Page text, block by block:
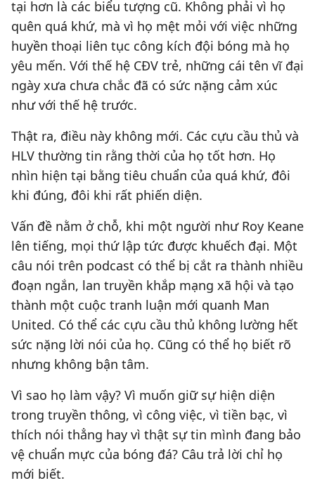
tại hơn là các biểu tượng cũ. Không phải vì họ
quên quá khứ, mà vì họ mệt mỏi với việc những
huyền thoại liên tục công kích đội bóng mà họ
yêu mến. Với thế hệ CĐV trẻ, những cái tên vĩ đại
ngày xưa chưa chắc đã có sức nặng cảm xúc
như với thế hệ trước.
Thật ra, điều này không mới. Các cựu cầu thủ và
HLV thường tin rằng thời của họ tốt hơn. Họ
nhìn hiện tại bằng tiêu chuẩn của quá khứ, đôi
khi đúng, đôi khi rất phiến diện.
Vấn đề nằm ở chỗ, khi một người như Roy Keane
lên tiếng, mọi thứ lập tức được khuếch đại. Một
câu nói trên podcast có thể bị cắt ra thành nhiều
đoạn ngắn, lan truyền khắp mạng xã hội và tạo
thành một cuộc tranh luận mới quanh Man
United. Có thể các cựu cầu thủ không lường hết
sức nặng lời nói của họ. Cũng có thể họ biết rõ
nhưng không bận tâm.
Vì sao họ làm vậy? Vì muốn giữ sự hiện diện
trong truyền thông, vì công việc, vì tiền bạc, vì
thích nói thẳng hay vì thật sự tin mình đang bảo
vệ chuẩn mực của bóng đá? Câu trả lời chỉ họ
mới biết.